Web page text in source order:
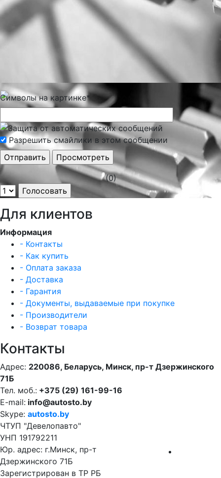
Символы на картинке*
Разрешить смайлики в этом сообщении
(0)
Для клиентов
Информация
- Контакты
- Как купить
- Оплата заказа
- Доставка
- Гарантия
- Документы, выдаваемые при покупке
- Производители
- Возврат товара
Контакты
Адрес: 220086, Беларусь, Минск, пр-т Дзержинского
71Б
Тел. моб.: +375 (29) 161-99-16
E-mail: info@autosto.by
Skype: autosto.by
ЧТУП "Девелопавто"
УНП 191792211
Юр. адрес: г.Минск, пр-т
Дзержинского 71Б
Зарегистрирован в ТР РБ